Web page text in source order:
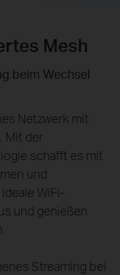
Mesh
beim Wechsel
Netzwerk mit
Mit der
schafft es mit
und
WiFi-
und genießen
Streaming bei